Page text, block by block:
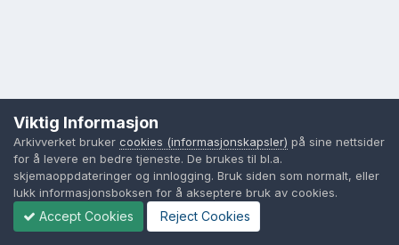
Viktig Informasjon
Arkivverket bruker cookies (informasjonskapsler) på sine nettsider
for å levere en bedre tjeneste. De brukes til bl.a.
skjemaoppdateringer og innlogging. Bruk siden som normalt, eller
lukk informasjonsboksen for å akseptere bruk av cookies.
Accept Cookies Reject Cookies